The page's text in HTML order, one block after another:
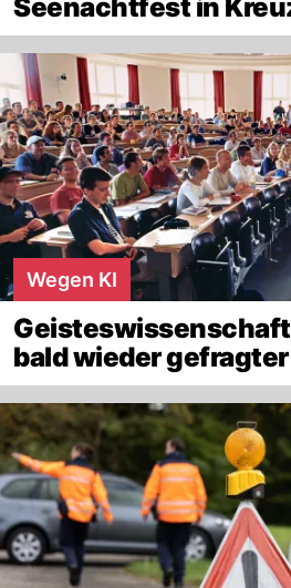
Seenachtfest in
Wegen KI
bald wieder